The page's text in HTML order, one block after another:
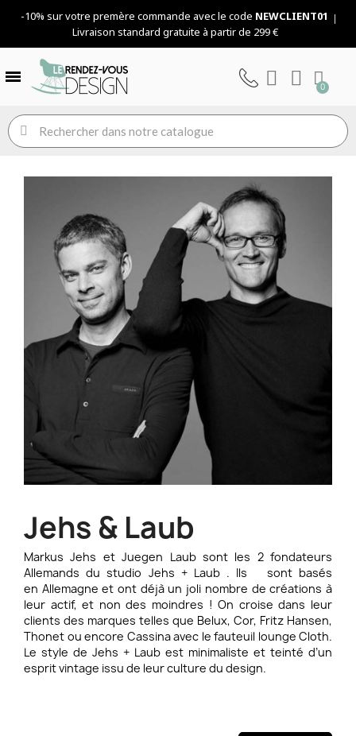
-10% sur votre premère commande avec le code NEWCLIENT01
Livraison standard gratuite à partir de 299 €
Jehs & Laub
Markus Jehs et Juegen Laub sont les 2 fondateurs
Allemands du studio Jehs + Laub . Ils sont basés
en Allemagne et ont déjà un joli nombre de créations à
leur actif, et non des moindres ! On croise dans leur
clients des marques telles que Belux, Cor, Fritz Hansen,
Thonet ou encore Cassina avec le fauteuil lounge Cloth.
Le style de Jehs + Laub est minimaliste et teinté d’un
esprit vintage issu de leur culture du design.